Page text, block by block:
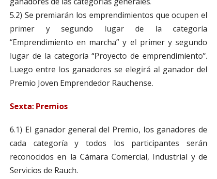
5.2) Se premiarán los emprendimientos que ocupen el
primer y segundo lugar de la categoría
“Emprendimiento en marcha” y el primer y segundo
lugar de la categoría “Proyecto de emprendimiento”.
Luego entre los ganadores se elegirá al ganador del
Premio Joven Emprendedor Rauchense.
Sexta: Premios
6.1) El ganador general del Premio, los ganadores de
cada categoría y todos los participantes serán
reconocidos en la Cámara Comercial, Industrial y de
Servicios de Rauch.